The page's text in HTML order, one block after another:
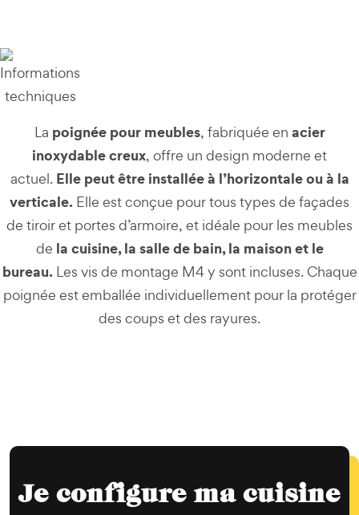
La poignée pour meubles, fabriquée en acier
inoxydable creux, offre un design moderne et
actuel. Elle peut être installée à l’horizontale ou à la
verticale. Elle est conçue pour tous types de façades
de tiroir et portes d’armoire, et idéale pour les meubles
de la cuisine, la salle de bain, la maison et le
bureau.Les vis de montage M4 y sont incluses. Chaque
poignée est emballée individuellement pour la protéger
des coups et des rayures.
Je configure ma cuisine